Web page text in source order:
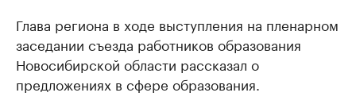
Глава региона в ходе выступления на пленарном
заседании съезда работников образования
Новосибирской области рассказал о
предложениях в сфере образования.